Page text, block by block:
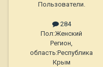
Пользователи.
284
Пол:Женский
Регион,
область:Республика
Крым